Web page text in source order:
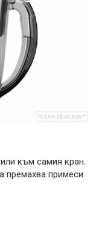
към самия кран.
примеси.